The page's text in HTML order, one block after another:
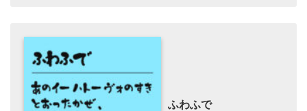
ふわふで